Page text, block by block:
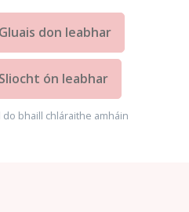
Gluais don leabhar
Sliocht ón leabhar
do bhaill chláraithe amháin